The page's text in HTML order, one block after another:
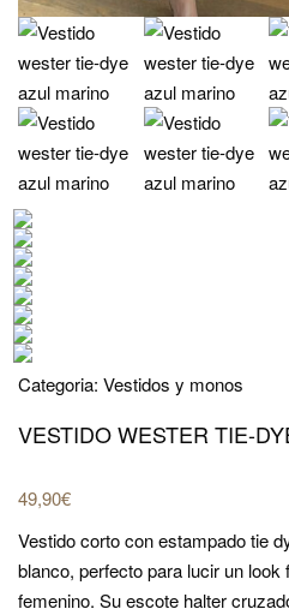
Categoria: Vestidos y monos
VESTIDO WESTER TIE-
49,90€
Vestido corto con estampado tie
blanco, perfecto para lucir un
femenino. Su escote halter